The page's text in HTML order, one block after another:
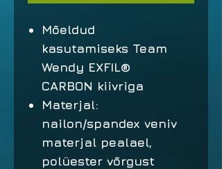
Mõeldud
kasutamiseks Team
Wendy EXFIL®
CARBON kiivriga
Materjal:
nailon/spandex veniv
materjal pealael,
polüester võrgust